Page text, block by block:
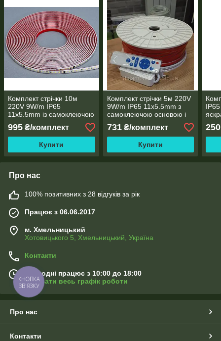
Комплект стрічки 10м
220V 9W/m IP65
11х5.5mm із самоклеючою
основою
995 ₴/комплект
Купити
Комплект стрічки 5м 220V
9W/m IP65 11х5.5mm з
самоклеючою основою і
пультом
731₴/комплект
Купити
250
Про нас
100% позитивних з 28 відгуків за рік
Працює з 06.06.2017
м. Хмельницький
Хотовицького 5, Хмельницький, Україна
Контакти
Сьогодні працює з 10:00 до 18:00
Показати весь графік роботи
Про нас
Контакти
КНОПКА
ЗВ'ЯЗКУ